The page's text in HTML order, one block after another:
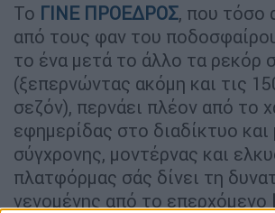
Το ΓΙΝΕ ΠΡΟΕΔΡΟΣ, που τόσο
από τους φαν του
το ένα μετά το άλλο τα ρεκόρ
(ξεπερνώντας ακόμη και τις
σεζόν), περνάει πλέον από το
εφημερίδας στο διαδίκτυο
σύγχρονης, μοντέρνας και
πλατφόρμας σάς δίνει τη
γενομένης από το επερχόμενο